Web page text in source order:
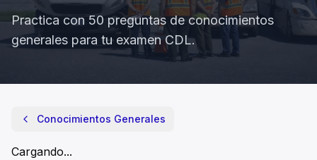
Practica con 50 preguntas deconocimientos
generales para tu examen CDL.
Los camiones y autobuses tienen que seguir reglas y
Los autobuses están exentos de los límites de velocidad
Conocimientos Generales
Cargando...